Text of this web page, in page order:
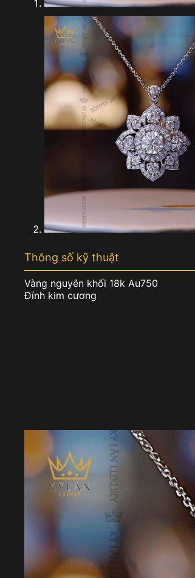
Thông số kỹ thuật
Vàng nguyên khối 18k Au750
Đính kim cương